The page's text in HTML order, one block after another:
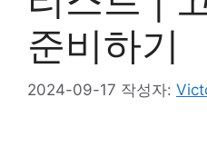
준비하기
2024-09-17 작성자: